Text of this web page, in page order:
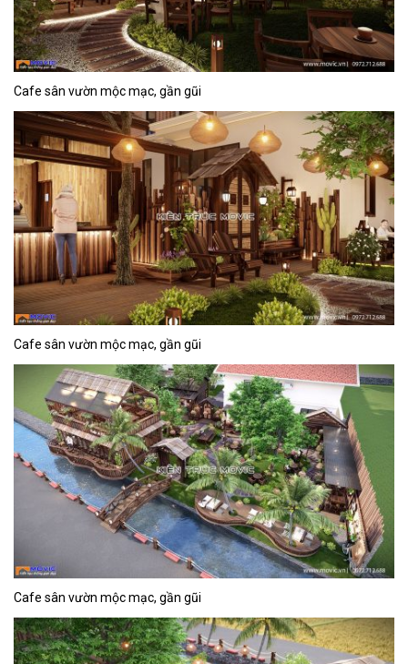
Cafe sân vườn mộc mạc, gần gũi
Cafe sân vườn mộc mạc, gần gũi
Cafe sân vườn mộc mạc, gần gũi